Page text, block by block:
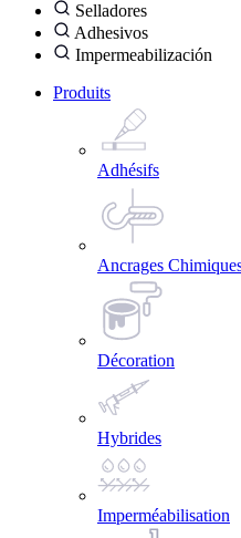
Selladores
Adhesivos
Impermeabilización
Produits
Adhésifs
Ancrages
Décoration
Hybrides
Imperméabilisation